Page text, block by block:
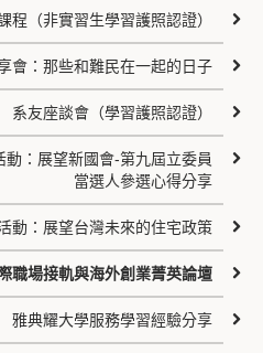
程（非實習生學習護照認證）
會：那些和難民在一起的日子
系友座談會（學習護照認證）
：展望新國會-第九屆立委員
當選人參選心得分享
動：展望台灣未來的住宅政策
職場接軌與海外創業菁英論壇
雅典耀大學服務學習經驗分享